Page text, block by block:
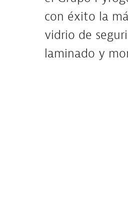
con éxito la
vidrio de
laminado y